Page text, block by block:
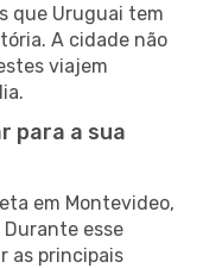
que Uruguai tem
A cidade não
viajem
para a sua
em Montevideo,
esse
as principais